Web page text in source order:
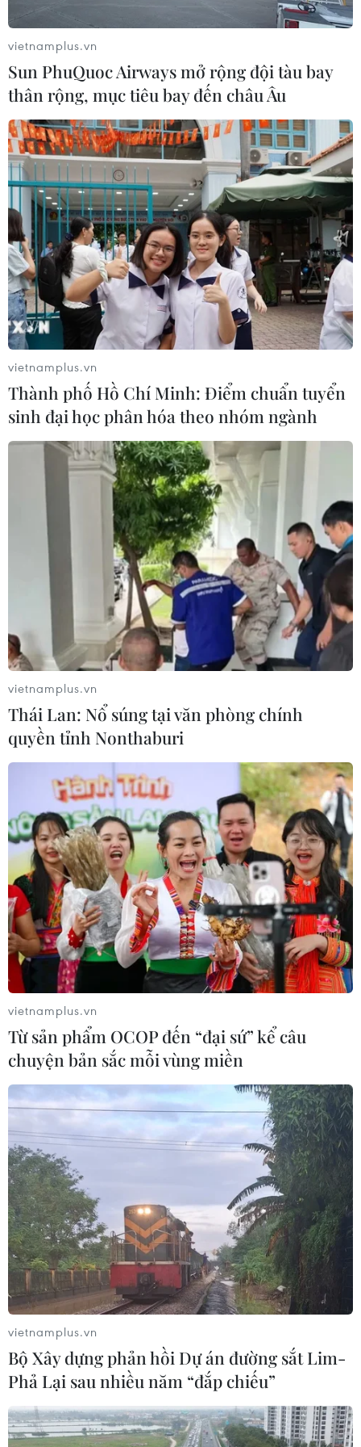
Ảnh minh họa. (Nguồn: Việt Hùng/Vietnam+)
(Vietnam+)
#Top sự kiện Bộ Tài chính
#Gây sốt ngành tài chính
#Khoán kinh phí xe công
#Đòi cổ tức BIDV
#VietinBank
#Dừng thông quan BMW
Theo dõi VietnamPlus
TIN LIÊN QUAN
Bộ Tài chính đang rà soát trách nhiệm vụ
vênh thuế xăng, dầu
31/03/2016 09:43
Lãnh đạo ngành tài chính cho biết đang kiểm tra rà soát
trách nhiệm trong việc sơ hở chính sách thuế xăng, dầu
mà dư luận nêu lên thời gian gần đây.
vietnamplus.vn
Sun PhuQuoc Airways mở rộng đội tàu bay
thân rộng, mục tiêu bay đến châu Âu
vietnamplus.vn
Thành phố Hồ Chí Minh: Điểm chuẩn tuyển
sinh đại học phân hóa theo nhóm ngành
vietnamplus.vn
Thái Lan: Nổ súng tại văn phòng chính
quyền tỉnh Nonthaburi
vietnamplus.vn
Từ sản phẩm OCOP đến “đại sứ” kể câu
chuyện bản sắc mỗi vùng miền
vietnamplus.vn
Bộ Xây dựng phản hồi Dự án đường sắt Lim-
Phả Lại sau nhiều năm “đắp chiếu”